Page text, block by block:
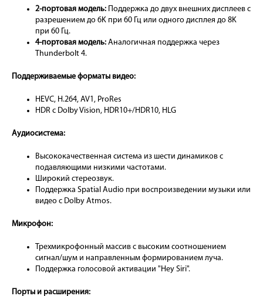
2-портовая модель: Поддержка до двух внешних дисплеев с
разрешением до 6K при 60 Гц или одного дисплея до 8K
при 60 Гц.
4-портовая модель: Аналогичная поддержка через
Thunderbolt 4.
Поддерживаемые форматы видео:
HEVC, H.264, AV1, ProRes
HDR с Dolby Vision, HDR10+/HDR10, HLG
Аудиосистема:
Высококачественная система из шести динамиков с
подавляющими низкими частотами.
Широкий стереозвук.
Поддержка Spatial Audio при воспроизведении музыки или
видео с Dolby Atmos.
Микрофон:
Трехмикрофонный массив с высоким соотношением
сигнал/шум и направленным формированием луча.
Поддержка голосовой активации "Hey Siri".
Порты и расширения: